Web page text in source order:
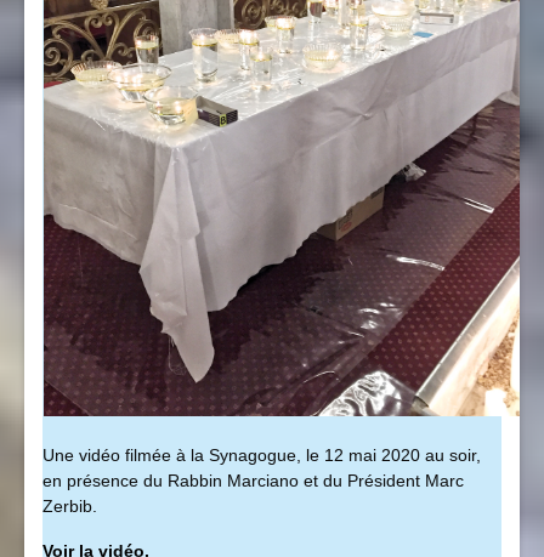
Une vidéo filmée à la Synagogue, le 12 mai 2020 au soir,
en présence du Rabbin Marciano et du Président Marc
Zerbib.
Voir la vidéo.